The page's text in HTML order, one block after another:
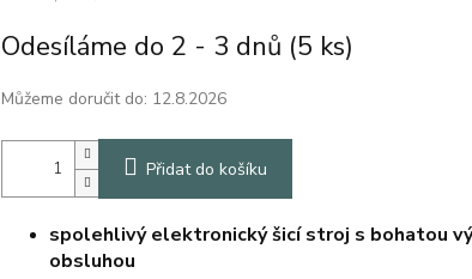
cena:
Odesíláme do 2 - 3 dnů (5 ks)
Můžeme doručit do: 12.8.2026
Přidat do košíku
spolehlivý elektronický šicí stroj s bohatou
obsluhou